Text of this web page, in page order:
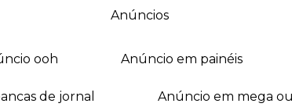
anúncios
ooh anúncio em painéis
de jornal anúncio em mega